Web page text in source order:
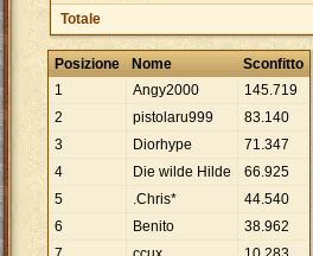
Totale
Posizione Nome
Sconfitto
1
Angy2000 145.719
2
pistolaru999 83.140
3
Diorhype 71.347
4
Die wilde Hilde 66.925
5
.Chris* 44.540
6
Benito 38.962